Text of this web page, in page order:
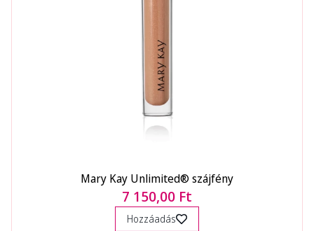
Mary Kay Unlimited® szájfény
7 150,00 Ft
Hozzáadás